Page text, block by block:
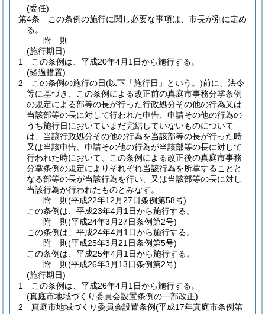
(委任)
第4条
この条例の施行に関し必要な事項は、市長が別に定め
る。
附 則
(施行期日)
1
この条例は、平成20年4月1日から施行する。
(経過措置)
2
この条例の施行の日(以下「施行日」という。)前に、法令
等に基づき、この条例による改正前の真庭市事務分掌条例
の規定による部等の長が行った行政処分その他の行為又は
当該部等の長に対して行われた申告、申請その他の行為の
うち施行日においていまだ完結していないものについて
は、当該行政処分その他の行為を当該部等の長が行った時
又は当該申告、申請その他の行為が当該部等の長に対して
行われた時において、この条例による改正後の真庭市事務
分掌条例の規定によりそれぞれ当該行為を所掌することと
なる部等の長が当該行為を行い、又は当該部等の長に対し
当該行為が行われたものとみなす。
附 則(平成22年12月27日条例第58号)
この条例は、平成23年4月1日から施行する。
附 則(平成24年3月27日条例第2号)
この条例は、平成24年4月1日から施行する。
附 則(平成25年3月21日条例第5号)
この条例は、平成25年4月1日から施行する。
附 則(平成26年3月13日条例第2号)
(施行期日)
1
この条例は、平成26年4月1日から施行する。
(真庭市地域づくり委員会設置条例の一部改正)
2
真庭市地域づくり委員会設置条例(平成17年真庭市条例第